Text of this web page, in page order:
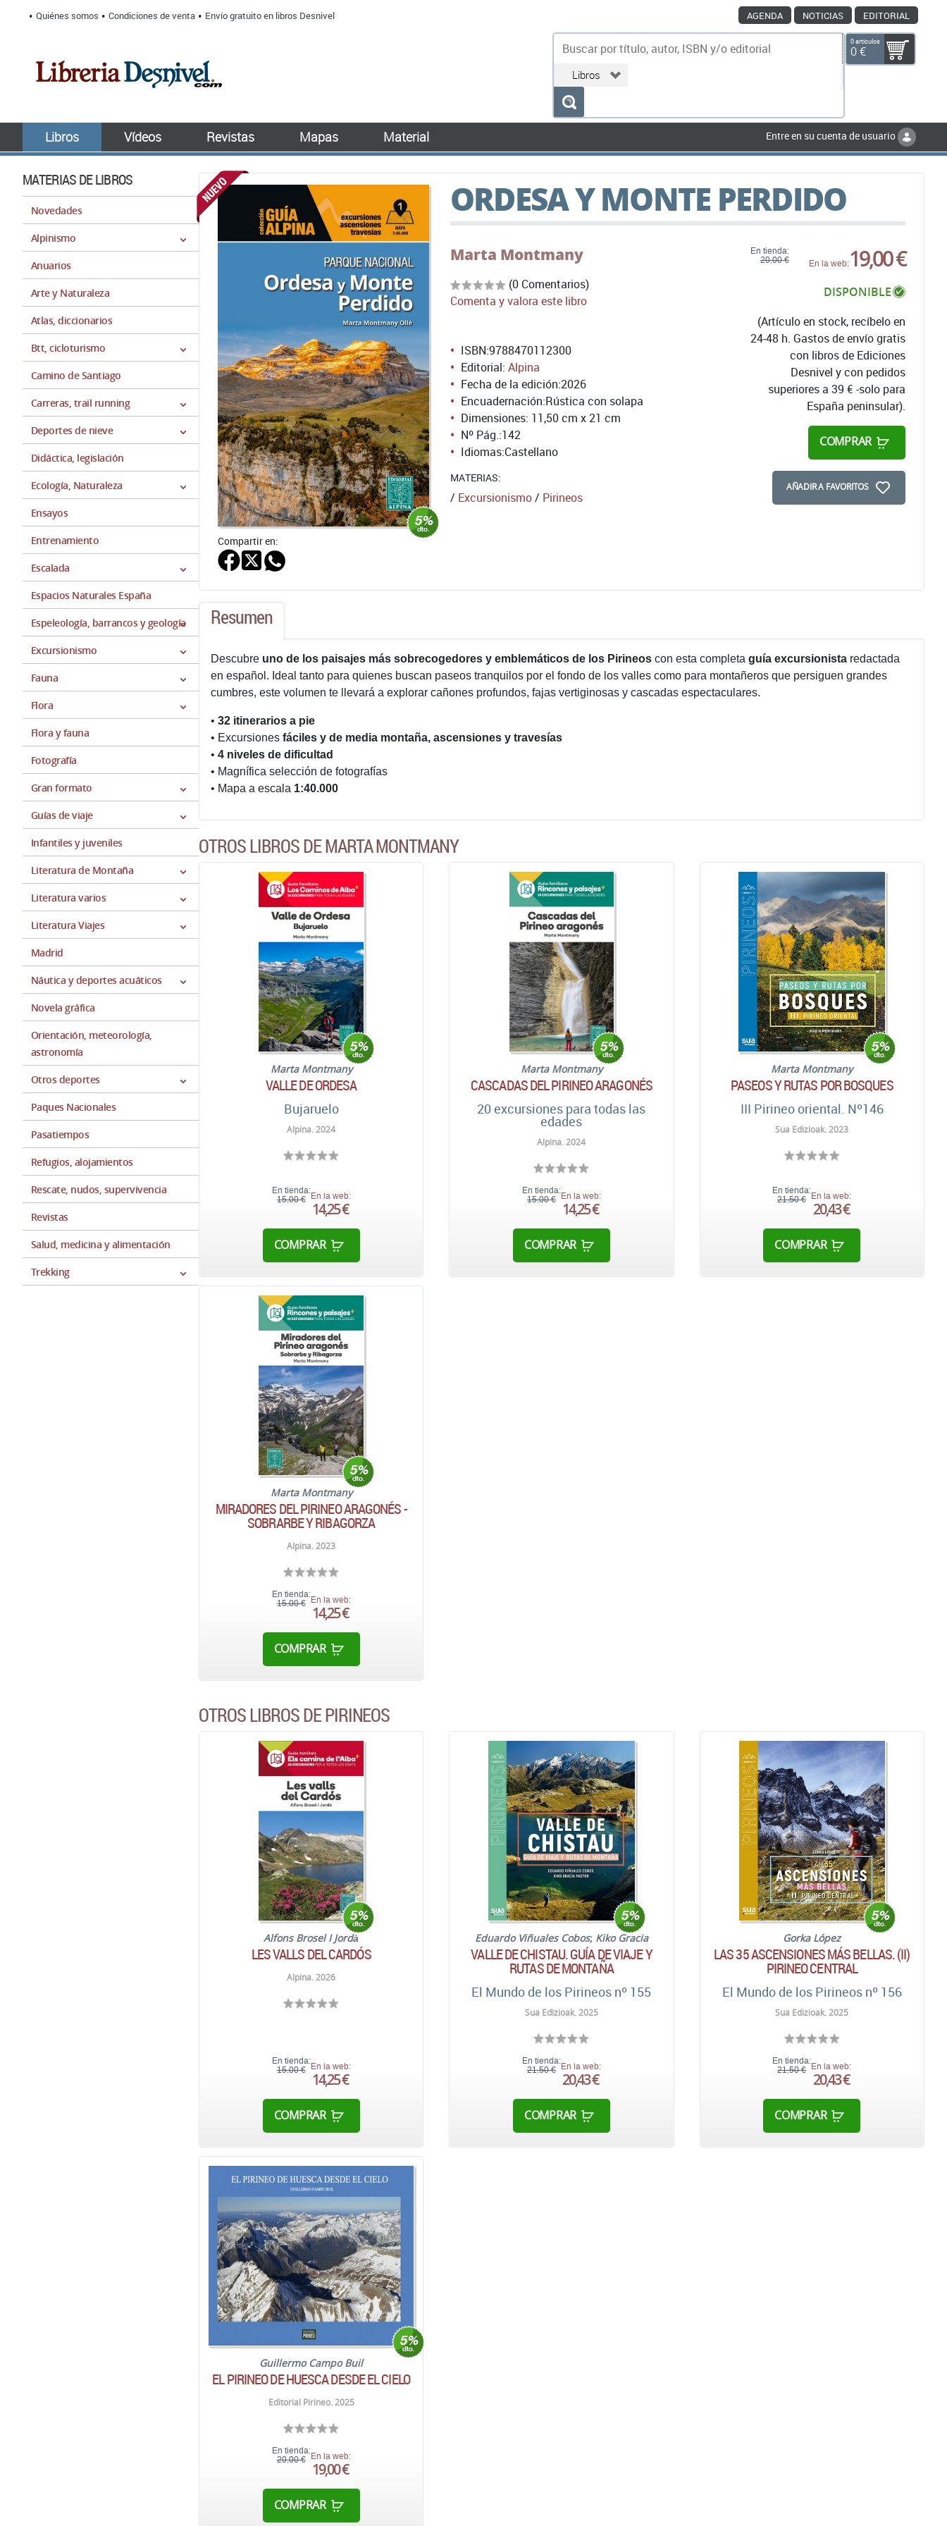
Quiénes somos Condiciones de venta Envío gratuito en libros Desnivel AGENDA NOTICIAS EDITORIAL
0 artículos
0 €
Libros Vídeos Revistas Mapas Material Entre en su cuenta de usuario
MATERIAS DE LIBROS
Novedades
Alpinismo
Anuarios
Arte y Naturaleza
Atlas, diccionarios
Btt, cicloturismo
Camino de Santiago
Carreras, trail running
Deportes de nieve
Didáctica, legislación
Ecología, Naturaleza
Ensayos
Entrenamiento
Escalada
Espacios Naturales España
Espeleología, barrancos y geología
Excursionismo
Fauna
Flora
Flora y fauna
Fotografía
Gran formato
Guías de viaje
Infantiles y juveniles
Literatura de Montaña
Literatura varios
Literatura Viajes
Madrid
Náutica y deportes acuáticos
Novela gráfica
Orientación, meteorología,
astronomía
Otros deportes
Paques Nacionales
Pasatiempos
Refugios, alojamientos
Rescate, nudos, supervivencia
Revistas
Salud, medicina y alimentación
Trekking
ORDESA Y MONTE PERDIDO
Compartir en:
Marta Montmany
(0 Comentarios)
Comenta y valora este libro
En tienda:
20,00 €
En la web:19,00 €
DISPONIBLE
(Artículo en stock, recíbelo en
24-48 h. Gastos de envío gratis
con libros de Ediciones
Desnivel y con pedidos
superiores a 39 € -solo para
España peninsular).
COMPRAR
AÑADIR A FAVORITOS
ISBN:9788470112300
Editorial: Alpina
Fecha de la edición:2026
Encuadernación:Rústica con solapa
Dimensiones: 11,50 cm x 21 cm
Nº Pág.:142
Idiomas:Castellano
MATERIAS:
/ Excursionismo/ Pirineos
Resumen
Descubre uno de los paisajes más sobrecogedores y emblemáticos de los Pirineos con esta completa guía excursionista redactada
en español. Ideal tanto para quienes buscan paseos tranquilos por el fondo de los valles como para montañeros que persiguen grandes
cumbres, este volumen te llevará a explorar cañones profundos, fajas vertiginosas y cascadas espectaculares.
• 32 itinerarios a pie
• Excursiones fáciles y de media montaña, ascensiones y travesías
• 4 niveles de dificultad
• Magnífica selección de fotografías
• Mapa a escala 1:40.000
OTROS LIBROS DE MARTA MONTMANY
Marta Montmany
VALLE DE ORDESA
Bujaruelo
Alpina. 2024
En tienda:
15,00 € En la web:
14,25 €
COMPRAR
Marta Montmany
CASCADAS DEL PIRINEO ARAGONÉS
20 excursiones para todas las
edades
Alpina. 2024
En tienda:
15,00 € En la web:
14,25 €
COMPRAR
Marta Montmany
PASEOS Y RUTAS POR BOSQUES
III Pirineo oriental. Nº146
Sua Edizioak. 2023
En tienda:
21,50 €
En la web:
20,43 €
COMPRAR
Marta Montmany
MIRADORES DEL PIRINEO ARAGONÉS -
SOBRARBE Y RIBAGORZA
Alpina. 2023
En tienda:
15,00 € En la web:
14,25 €
COMPRAR
OTROS LIBROS DE PIRINEOS
Alfons Brosel I Jordà
LES VALLS DEL CARDÓS
Alpina. 2026
En tienda:
15,00 € En la web:
14,25 €
COMPRAR
Eduardo Viñuales Cobos; Kiko Gracia
VALLE DE CHISTAU. GUÍA DE VIAJE Y
RUTAS DE MONTAÑA
El Mundo de los Pirineos nº 155
Sua Edizioak. 2025
En tienda:
21,50 € En la web:
20,43 €
COMPRAR
Gorka López
LAS 35 ASCENSIONES MÁS BELLAS. (II)
PIRINEO CENTRAL
El Mundo de los Pirineos nº 156
Sua Edizioak. 2025
En tienda:
21,50 €
En la web:
20,43 €
COMPRAR
Guillermo Campo Buil
EL PIRINEO DE HUESCA DESDE EL CIELO
Editorial Pirineo. 2025
En tienda:
20,00 € En la web:
19,00 €
COMPRAR